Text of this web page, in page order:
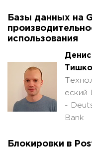
Базы данных на
использования
Денис
еский
-
Bank
Блокировки в